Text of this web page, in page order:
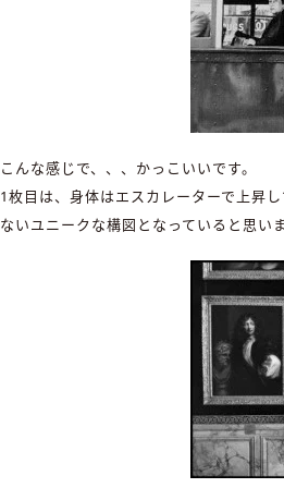
こんな感じで、、、かっこいいです。
1枚目は、身体はエスカレーターで上昇
ないユニークな構図となっていると思いま